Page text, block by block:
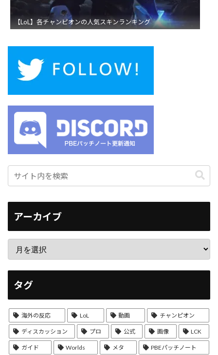
【LoL】各チャンピオンの人気スキンランキング
アーカイブ
タグ
海外の反応 LoL 動画 チャンピオン
ディスカッション プロ 公式 画像 LCK
ガイド Worlds メタ PBEパッチノート